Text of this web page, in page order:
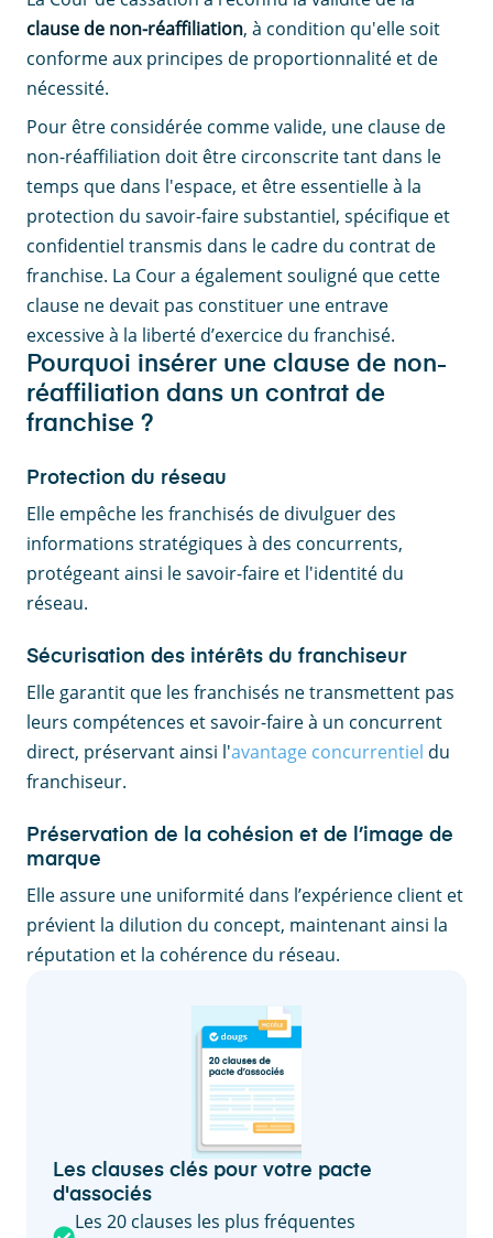
clause de non-réaffiliation, à condition qu'elle soit
conforme aux principes de proportionnalité et de
nécessité.
Pour être considérée comme valide, une clause de
non-réaffiliation doit être circonscrite tant dans le
temps que dans l'espace, et être essentielle à la
protection du savoir-faire substantiel, spécifique et
confidentiel transmis dans le cadre du contrat de
franchise. La Cour a également souligné que cette
clause ne devait pas constituer une entrave
excessive à la liberté d’exercice du franchisé.
Pourquoi insérer une clause de non-
réaffiliation dans un contrat de
franchise ?
Protection du réseau
Elle empêche les franchisés de divulguer des
informations stratégiques à des concurrents,
protégeant ainsi le savoir-faire et l'identité du
réseau.
Sécurisation des intérêts du franchiseur
Elle garantit que les franchisés ne transmettent pas
leurs compétences et savoir-faire à un concurrent
direct, préservant ainsi l'avantage concurrentiel du
franchiseur.
Préservation de la cohésion et de l’image de
marque
Elle assure une uniformité dans l’expérience client et
prévient la dilution du concept, maintenant ainsi la
réputation et la cohérence du réseau.
Les clauses clés pour votre pacte
d'associés
Les 20 clauses les plus fréquentes